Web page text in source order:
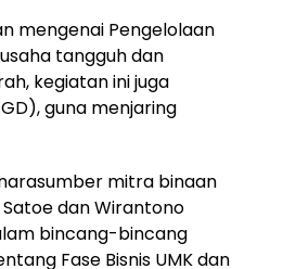
mengenai Pengelolaan
tangguh dan
kegiatan ini juga
guna menjaring
mitra binaan
Satoe dan Wirantono
bincang-bincang
Fase Bisnis UMK dan